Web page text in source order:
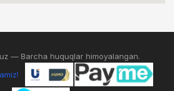
— Barcha huquqlar himoyalangan.